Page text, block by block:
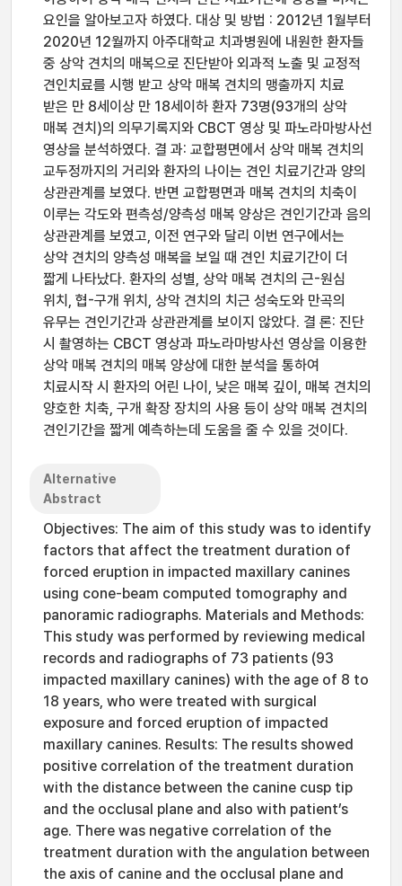
요인을 알아보고자 하였다. 대상 및 방법 : 2012년 1월부터
2020년 12월까지 아주대학교 치과병원에 내원한 환자들
중 상악 견치의 매복으로 진단받아 외과적 노출 및 교정적
견인치료를 시행 받고 상악 매복 견치의 맹출까지 치료
받은 만 8세이상 만 18세이하 환자 73명(93개의 상악
매복 견치)의 의무기록지와 CBCT 영상 및 파노라마방사선
영상을 분석하였다. 결 과: 교합평면에서 상악 매복 견치의
교두정까지의 거리와 환자의 나이는 견인 치료기간과 양의
상관관계를 보였다. 반면 교합평면과 매복 견치의 치축이
이루는 각도와 편측성/양측성 매복 양상은 견인기간과 음의
상관관계를 보였고, 이전 연구와 달리 이번 연구에서는
상악 견치의 양측성 매복을 보일 때 견인 치료기간이 더
짧게 나타났다. 환자의 성별, 상악 매복 견치의 근-원심
위치, 협-구개 위치, 상악 견치의 치근 성숙도와 만곡의
유무는 견인기간과 상관관계를 보이지 않았다. 결 론: 진단
시 촬영하는 CBCT 영상과 파노라마방사선 영상을 이용한
상악 매복 견치의 매복 양상에 대한 분석을 통하여
치료시작 시 환자의 어린 나이, 낮은 매복 깊이, 매복 견치의
양호한 치축, 구개 확장 장치의 사용 등이 상악 매복 견치의
견인기간을 짧게 예측하는데 도움을 줄 수 있을 것이다.
Alternative
Abstract
Objectives: The aim of this study was to identify
factors that affect the treatment duration of
forced eruption in impacted maxillary canines
using cone-beam computed tomography and
panoramic radiographs. Materials and Methods:
This study was performed by reviewing medical
records and radiographs of 73 patients (93
impacted maxillary canines) with the age of 8 to
18 years, who were treated with surgical
exposure and forced eruption of impacted
maxillary canines. Results: The results showed
positive correlation of the treatment duration
with the distance between the canine cusp tip
and the occlusal plane and also with patient’s
age. There was negative correlation of the
treatment duration with the angulation between
the axis of canine and the occlusal plane and